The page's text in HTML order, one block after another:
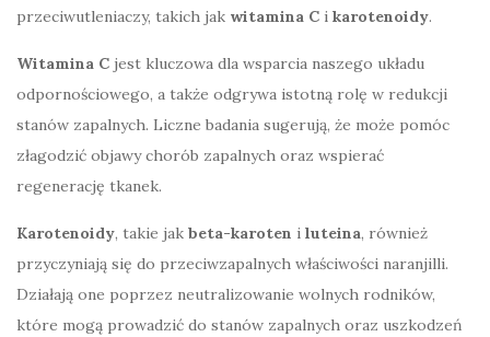
przeciwutleniaczy, takich jak witamina C i karotenoidy.
Witamina C jest kluczowa dla wsparcia naszego układu
odpornościowego, a także odgrywa istotną rolę w redukcji
stanów zapalnych. Liczne badania sugerują, że może pomóc
złagodzić objawy chorób zapalnych oraz wspierać
regenerację tkanek.
Karotenoidy, takie jak beta-karoten i luteina, również
przyczyniają się do przeciwzapalnych właściwości naranjilli.
Działają one poprzez neutralizowanie wolnych rodników,
które mogą prowadzić do stanów zapalnych oraz uszkodzeń